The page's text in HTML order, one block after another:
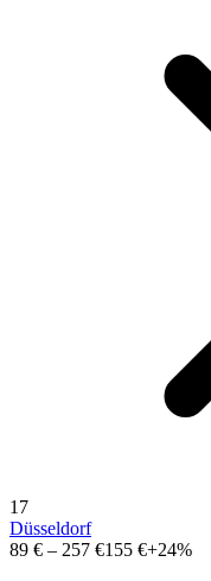
17
Düsseldorf
89 € – 257 €155 €+24%